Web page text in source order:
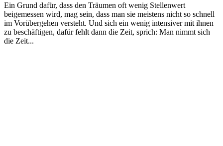
Ein Grund dafür, dass den Träumen oft wenig Stellenwert
beigemessen wird, mag sein, dass man sie meistens nicht so schnell
im Vorübergehen versteht. Und sich ein wenig intensiver mit ihnen
zu beschäftigen, dafür fehlt dann die Zeit, sprich: Man nimmt sich
die Zeit...